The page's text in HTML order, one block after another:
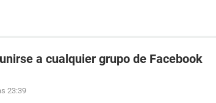
a cualquier grupo de Facebook
23:39